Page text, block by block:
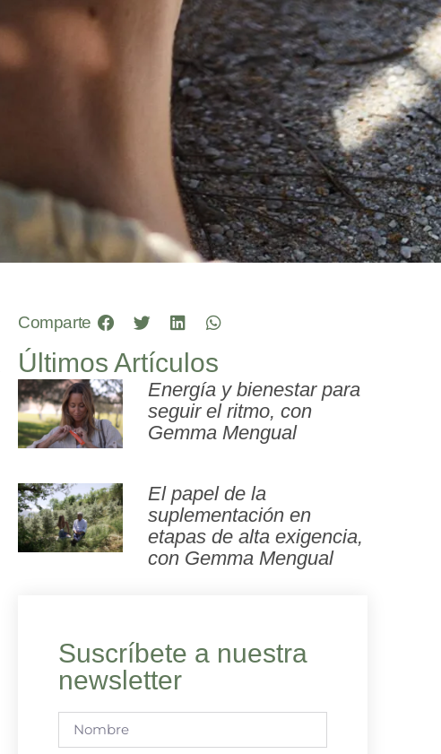
Comparte
Últimos Artículos
Energía y bienestar para
seguir el ritmo, con
Gemma Mengual
El papel de la
suplementación en
etapas de alta exigencia,
con Gemma Mengual
Suscríbete a nuestra
newsletter